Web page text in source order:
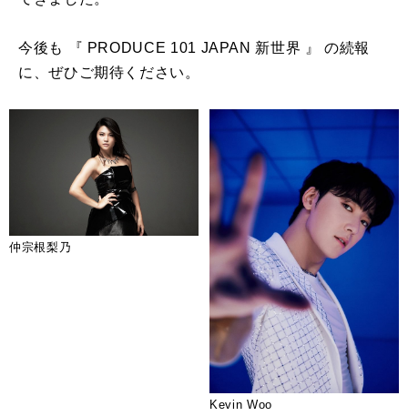
今後も 『 PRODUCE 101 JAPAN 新世界 』 の続報
に、ぜひご期待ください。
仲宗根梨乃
Kevin Woo